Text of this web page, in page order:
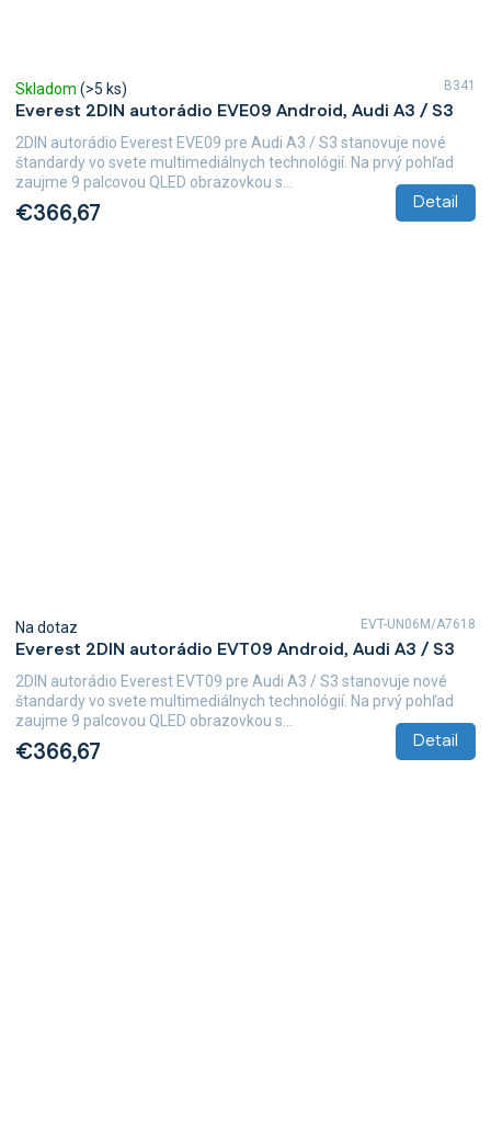
Everest 2DIN autorádio EVE09 Android, Audi A3 / S3
Skladom (>5 ks)
€366,67 Detail
2DIN autorádio Everest EVE09 pre Audi A3 / S3 stanovuje nové
štandardy vo svete multimediálnych technológií. Na prvý pohľad
zaujme 9 palcovou QLED obrazovkou s...
B341
Everest 2DIN autorádio EVT09 Android, Audi A3 / S3
Na dotaz
€366,67 Detail
2DIN autorádio Everest EVT09 pre Audi A3 / S3 stanovuje nové
štandardy vo svete multimediálnych technológií. Na prvý pohľad
zaujme 9 palcovou QLED obrazovkou s...
EVT-UN06M/A7618